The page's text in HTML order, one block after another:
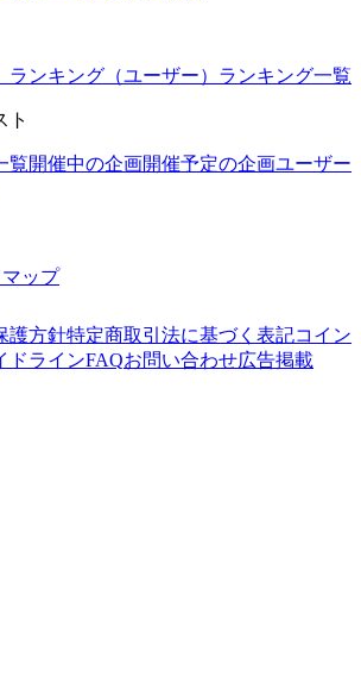
ランキング（ユーザー） ランキング一覧
ト
覧開催中の企画開催予定の企画ユーザー
ップ
護方針特定商取引法に基づく表記コイン
ドラインFAQお問い合わせ広告掲載